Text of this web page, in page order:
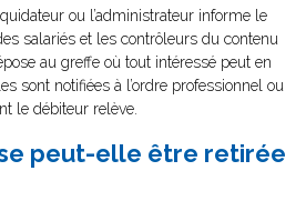
ou l’administrateur informe le
salariés et les contrôleurs du contenu
au greffe où tout intéressé peut en
sont notifiées à l’ordre professionnel ou
le débiteur relève.
peut-elle être retirée